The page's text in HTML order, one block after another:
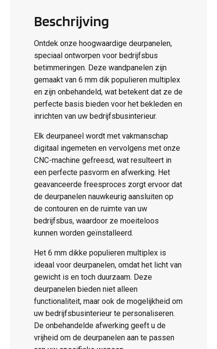
Beschrijving
Ontdek onze hoogwaardige deurpanelen,
speciaal ontworpen voor bedrijfsbus
betimmeringen. Deze wandpanelen zijn
gemaakt van 6 mm dik populieren multiplex
en zijn onbehandeld, wat betekent dat ze de
perfecte basis bieden voor het bekleden en
inrichten van uw bedrijfsbusinterieur.
Elk deurpaneel wordt met vakmanschap
digitaal ingemeten en vervolgens met onze
CNC-machine gefreesd, wat resulteert in
een perfecte pasvorm en afwerking. Het
geavanceerde freesproces zorgt ervoor dat
de deurpanelen nauwkeurig aansluiten op
de contouren en de ruimte van uw
bedrijfsbus, waardoor ze moeiteloos
kunnen worden geïnstalleerd.
Het 6 mm dikke populieren multiplex is
ideaal voor deurpanelen, omdat het licht van
gewicht is en toch duurzaam. Deze
deurpanelen bieden niet alleen
functionaliteit, maar ook de mogelijkheid om
uw bedrijfsbusinterieur te personaliseren.
De onbehandelde afwerking geeft u de
vrijheid om de deurpanelen aan te passen